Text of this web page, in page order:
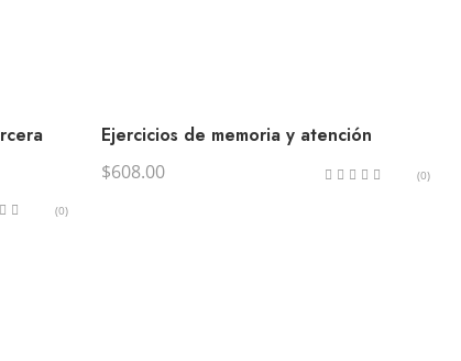
(0)
Ejercicios de memoria y atención
$608.00 (0)